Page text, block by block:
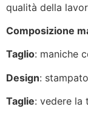
qualità della
Composizione
Taglio: maniche
Design: stampato
Taglie: vedere la